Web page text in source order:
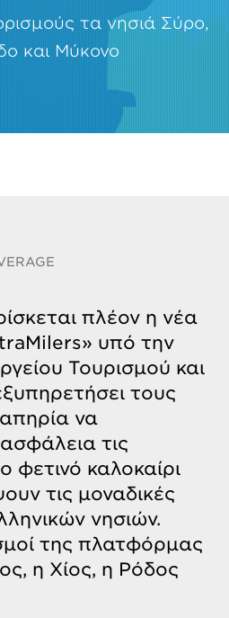
τα νησιά Σύρο,
και Μύκονο
πλέον η νέα
υπό την
Τουρισμού και
τους
να
τις
φετινό καλοκαίρι
τις μοναδικές
νησιών.
της πλατφόρμας
η Χίος, η Ρόδος